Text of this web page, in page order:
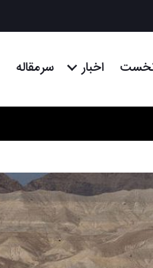
اخبار سرمقاله